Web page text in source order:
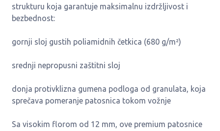
strukturu koja garantuje maksimalnu izdržljivost i
bezbednost:
gornji sloj gustih poliamidnih četkica (680 g/m²)
srednji nepropusni zaštitni sloj
donja protivklizna gumena podloga od granulata, koja
sprečava pomeranje patosnica tokom vožnje
Sa visokim florom od 12 mm, ove premium patosnice